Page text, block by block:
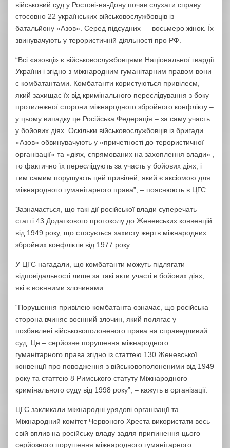
військовий суд у Ростові-на-Дону почав слухати справу
стосовно 22 українських військовослужбовців із
батальйону «Азов». Серед підсудних — восьмеро жінок. Їх
звинувачують у терористичній діяльності про РФ.
“Всі «азовці» є військовослужбовцями Національної гвардії
України і згідно з міжнародним гуманітарним правом вони
є комбатантами. Комбатанти користуються привілеєм,
який захищає їх від кримінального переслідування з боку
протилежної сторони міжнародного збройного конфлікту –
у цьому випадку це Російська Федерація – за саму участь
у бойових діях. Оскільки військовослужбовців із бригади
«Азов» обвинувачують у «причетності до терористичної
організації» та «діях, спрямованих на захоплення влади» ,
то фактично їх переслідують за участь у бойових діях, і
тим самим порушують цей привілей, який є аксіомою для
міжнародного гуманітарного права”, – пояснюють в ЦГС.
Зазначається, що такі дії російської влади суперечать
статті 43 Додаткового протоколу до Женевських конвенцій
від 1949 року, що стосується захисту жертв міжнародних
збройних конфліктів від 1977 року.
У ЦГС нагадали, що комбатанти можуть підлягати
відповідальності лише за такі акти участі в бойових діях,
які є воєнними злочинами.
“Порушення привілею комбатанта означає, що російська
сторона вчиняє воєнний злочин, який полягає у
позбавлені військовополоненого права на справедливий
суд. Це – серйозне порушення міжнародного
гуманітарного права згідно із статтею 130 Женевської
конвенції про поводження з військовополоненими від 1949
року та статтею 8 Римського статуту Міжнародного
кримінального суду від 1998 року”, – кажуть в організації.
ЦГС закликали міжнародні урядові організації та
Міжнародний комітет Червоного Хреста використати весь
свій вплив на російську владу задля припинення цього
серйозного порушення міжнародного гуманітарного